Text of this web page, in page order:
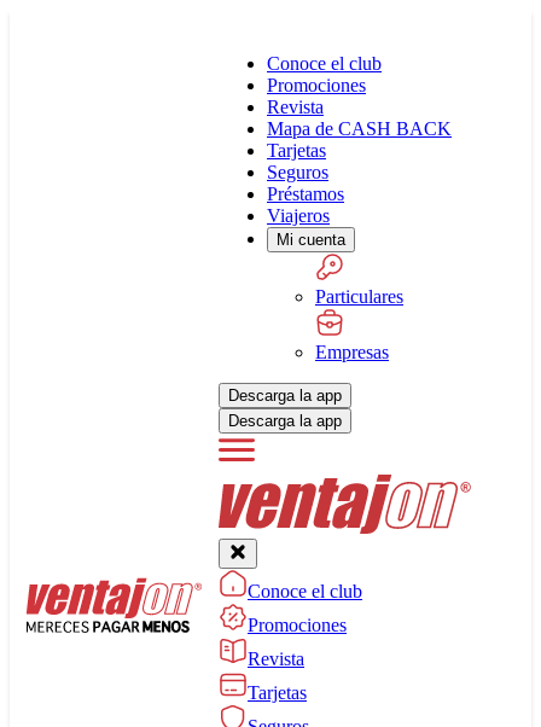
Conoce el club
Promociones
Revista
Mapa de CASH BACK
Tarjetas
Seguros
Préstamos
Viajeros
Mi cuenta
Particulares
Empresas
Descarga la app
Descarga la app
Conoce el club
Promociones
Revista
Tarjetas